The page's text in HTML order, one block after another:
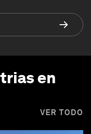
en
VER TODO